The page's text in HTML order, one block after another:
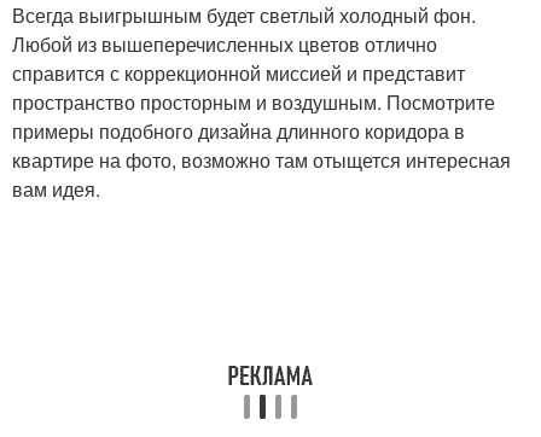
Всегда выигрышным будет светлый холодный фон.
Любой из вышеперечисленных цветов отлично
справится с коррекционной миссией и представит
пространство просторным и воздушным. Посмотрите
примеры подобного дизайна длинного коридора в
квартире на фото, возможно там отыщется интересная
вам идея.